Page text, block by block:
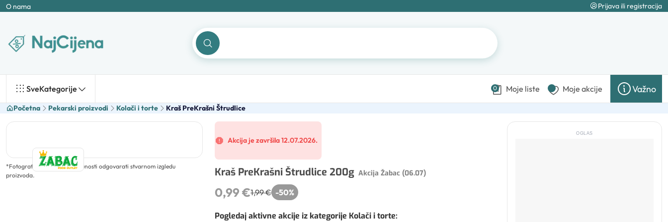
O nama Prijava ili registracija
SveKategorije 0 Moje liste Moje akcije Važno
Početna Pekarski proizvodi Kolači i torte Kraš PreKrašni Štrudlice
*Fotografija ne mora u potpunosti odgovarati stvarnom izgledu
proizvoda.
Akcija je završila 12.07.2026.
Kraš PreKrašni Štrudlice 200g Akcija Žabac (06.07)
0,99 €1,99 € -50%
Pogledaj aktivne akcije iz kategorije Kolači i torte:
OGLAS